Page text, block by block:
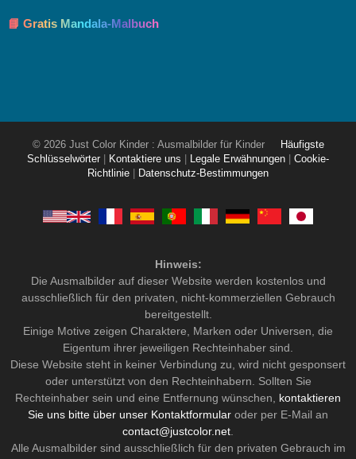
📘 Gratis Mandala-Malbuch
© 2026 Just Color Kinder : Ausmalbilder für Kinder
Häufigste
Schlüsselwörter
Kontaktiere uns Legale Erwähnungen
Cookie-
Richtlinie
Datenschutz-Bestimmungen
Hinweis:
Die Ausmalbilder auf dieser Website werden kostenlos und
ausschließlich für den privaten, nicht-kommerziellen Gebrauch
bereitgestellt.
Einige Motive zeigen Charaktere, Marken oder Universen, die
Eigentum ihrer jeweiligen Rechteinhaber sind.
Diese Website steht in keiner Verbindung zu, wird nicht gesponsert
oder unterstützt von den Rechteinhabern. Sollten Sie
Rechteinhaber sein und eine Entfernung wünschen, kontaktieren
Sie uns bitte über unser Kontaktformular oder per E-Mail an
contact@justcolor.net.
Alle Ausmalbilder sind ausschließlich für den privaten Gebrauch im